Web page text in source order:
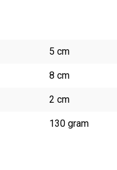
5 cm
8 cm
2 cm
130 gram